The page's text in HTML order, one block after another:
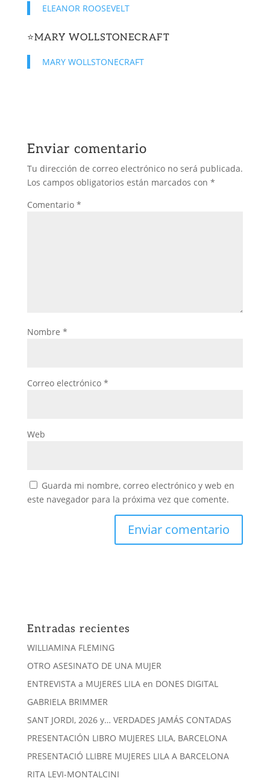
ELEANOR ROOSEVELT
⭐️MARY WOLLSTONECRAFT
MARY WOLLSTONECRAFT
Enviar comentario
Tu dirección de correo electrónico no será publicada.
Los campos obligatorios están marcados con *
Comentario *
Nombre *
Correo electrónico *
Web
Guarda mi nombre, correo electrónico y web en
este navegador para la próxima vez que comente.
Entradas recientes
WILLIAMINA FLEMING
OTRO ASESINATO DE UNA MUJER
ENTREVISTA a MUJERES LILA en DONES DIGITAL
GABRIELA BRIMMER
SANT JORDI, 2026 y… VERDADES JAMÁS CONTADAS
PRESENTACIÓN LIBRO MUJERES LILA, BARCELONA
PRESENTACIÓ LLIBRE MUJERES LILA A BARCELONA
RITA LEVI-MONTALCINI